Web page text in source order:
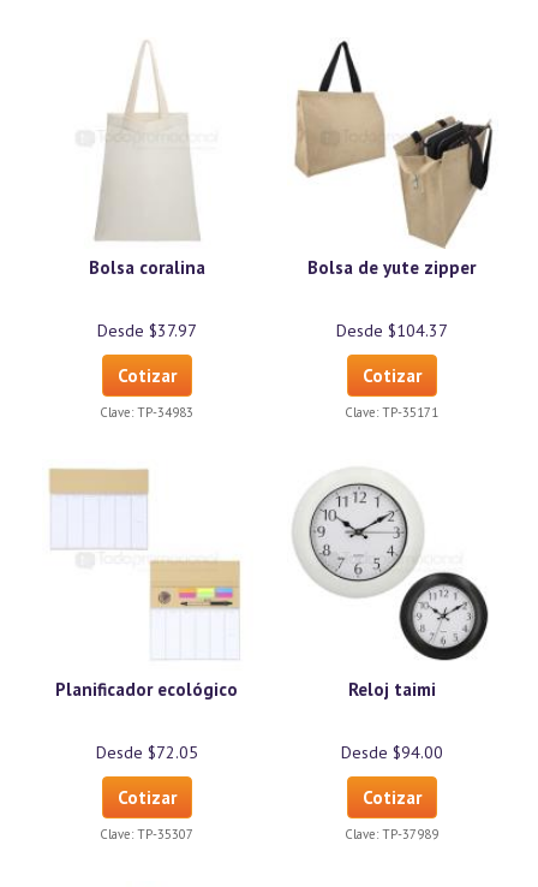
Bolsa coralina
Desde $37.97
Cotizar
Clave: TP-34983
Bolsa de yute zipper
Desde $104.37
Cotizar
Clave: TP-35171
Planificador ecológico
Desde $72.05
Cotizar
Clave: TP-35307
Reloj taimi
Desde $94.00
Cotizar
Clave: TP-37989